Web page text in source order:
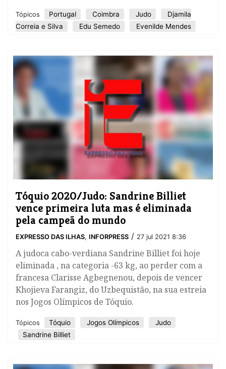
Tópicos Portugal Coimbra Judo
Djamila
Correia e Silva
Edu Semedo Evenilde Mendes
Tóquio 2020/Judo: Sandrine Billiet
vence primeira luta mas é eliminada
pela campeã do mundo
EXPRESSO DAS ILHAS, INFORPRESS / 27 jul 2021 8:36
A judoca cabo-verdiana Sandrine Billiet foi hoje
eliminada , na categoria -63 kg, ao perder com a
francesa Clarisse Agbegnenou, depois de vencer
Khojieva Farangiz, do Uzbequistão, na sua estreia
nos Jogos Olímpicos de Tóquio.
Tópicos Tóquio Jogos Olímpicos
Judo
Sandrine Billiet